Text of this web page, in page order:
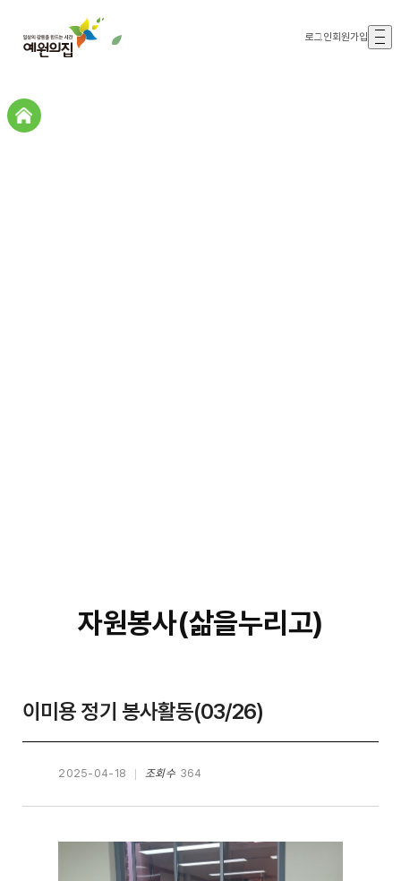
로그인회원가입
갤러리존
자원봉사(삶을누리고)
이미용 정기 봉사활동(03/26)
2025-04-18 조회수 364